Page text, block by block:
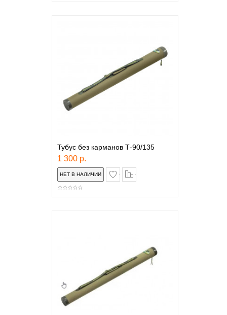
Тубус без карманов Т-90/135
1 300 р.
в закладки